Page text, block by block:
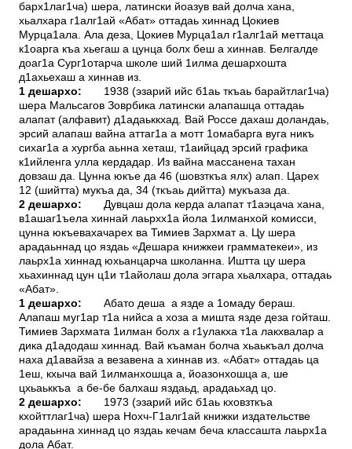
барх1лаг1ча) шера, латински йоазув вай долча хана,
хьалхара г1алг1ай «Абат» оттадаь хиннад Цокиев
Мурца1ала. Ала деза, Цокиев Мурца1ал г1алг1ай меттаца
к1оарга къа хьегаш а цунца болх беш а хиннав. Белгалде
доаг1а Сург1отарча школе ший 1илма дешархошта
д1ахьехаш а хиннав из.
1 дешархо: 1938 (эзарий ийс б1аь ткъаь барайтлаг1ча)
шера Мальсагов Зоврбика латински алапашца оттадаь
алапат (алфавит) д1адаьккхад. Вай Россе дахаш доландаь,
эрсий алапаш вайна аттаг1а а мотт 1омабарга вуга никъ
сихаг1а а хургба аьнна хеташ, т1аийцад эрсий графика
к1ийленга улла кердадар. Из вайна массанена тахан
довзаш да. Цунна юкъе да 46 (шовзткъа ялх) алап. Царех
12 (шийтта) мукъа да, 34 (ткъаь дийтта) мукъаза да.
2 дешархо: Дувцаш дола керда алапат т1аэцача хана,
в1ашаг1ъела хиннай лаьрхх1а йола 1илманхой комисси,
цунна юкъевахачарех ва Тимиев Зархмат а. Цу шера
арадаьннад цо яздаь «Дешара книжкеи грамматекеи», из
лаьрх1а хиннад юхьанцарча школанна. Иштта цу шера
хьахиннад цун ц1и т1айолаш дола эггара хьалхара, оттадаь
«Абат».
1 дешархо: Абато деша а язде а 1омаду бераш.
Алапаш муг1ар т1а нийса а хоза а мишта язде деза гойташ.
Тимиев Зархмата 1илман болх а г1улакха т1а лакхвалар а
дика д1адодаш хиннад. Вай къаман болча хьаькъал долча
наха д1авайза а везавена а хиннав из. «Абат» оттадаь ца
1еш, кхыча вай 1илманхошца а, йоазонхошца а, ше
цхьаьккъа а бе-бе балхаш яздаьд, арадаьхад цо.
2 дешархо: 1973 (эзарий ийс б1аь кховзткъа
кхойттлаг1ча) шера Нохч-Г1алг1ай книжки издательстве
арадаьнна хиннад цо яздаь кечам беча классашта лаьрх1а
дола Абат.